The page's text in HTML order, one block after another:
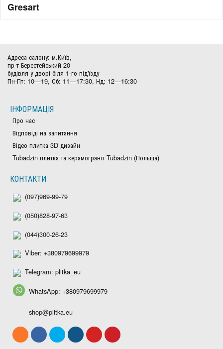
Gresart
Адреса салону: м.Київ,
пр-т Берестейський 20
будівля у дворі біля 1-го під'їзду
Пн-Пт: 10—19, Сб: 11—17:30, Нд: 12—16:30
ІНФОРМАЦІЯ
Про нас
Відповіді на запитання
Відео плитка 3D дизайн
Tubadzin плитка та керамограніт Tubadzin (Польща)
КОНТАКТИ
(097)969-99-79
(050)828-97-63
(044)300-26-23
Viber: +380979699979
Telegram: plitka_eu
WhatsApp: +380979699979
shop@plitka.eu